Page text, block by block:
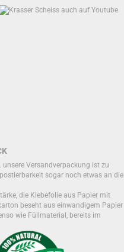
unsere Versandverpackung ist zu
sogar noch etwas an die
die Klebefolie aus Papier mit
beseht aus einwandigem Papier
wie Füllmaterial, bereits im